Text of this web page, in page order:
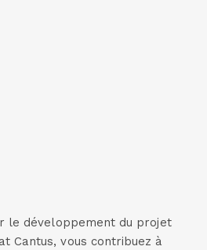
le développement du projet
Cantus, vous contribuez à